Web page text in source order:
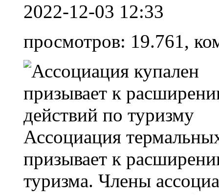
2022-12-03 12:33
просмотров: 19.761,
Ассоциация
призывает к
туризма. Члены